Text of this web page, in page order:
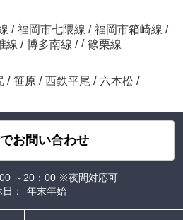
/ 福岡市七隈線 / 福岡市箱崎線 /
線 / 博多南線 / / 篠栗線
/ 笹原 / 西鉄平尾 / 六本松 /
お問い合わせ
～20：00 ※夜間対応可
：
年末年始